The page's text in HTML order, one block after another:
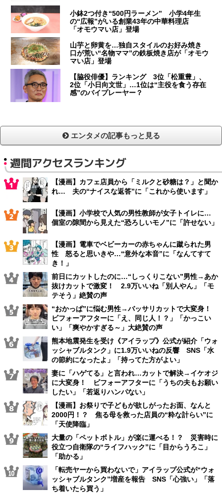
小鉢2つ付き“500円ラーメン” 小学4年生
の“広報”がいる創業43年の中華料理店
「オモウマい店」登場
山芋と卵黄を…独自スタイルのお好み焼き
口が荒い“名物ママ”の鉄板焼き店が「オモウ
マい店」登場
【脇役俳優】ランキング 3位「松重豊」、
2位「小日向文世」…1位は“主役を食う存在
感”のバイプレーヤー？
エンタメの記事もっと見る
週間アクセスランキング
【漫画】カフェ店員から「ミルクと砂糖は？」と聞か
れ… 夫の“ナイスな返答”に「これから使います」
【漫画】小学校で人気の男性教師が女子トイレに…
個室の隙間から見えた“恐ろしいモノ”に「許せない」
【漫画】電車でベビーカーの赤ちゃんに蹴られた男
性 怒ると思いきや…“意外な本音”に「なんてすて
き！」
前日にカットしたのに…“しっくりこない”男性→あか
抜けカットで激変！ 2.9万いいね「別人やん」「モ
テそう」絶賛の声
“おかっぱ”に悩む男性→バッサリカットで大変身！
ビフォーアフターに「え、同じ人！？」「かっこい
い」「爽やかすぎる～」大絶賛の声
熊本地震発生を受け《アイラップ》公式が紹介「ウォ
ッシャブルタンク」に1.9万いいねの反響 SNS「水
の節約になったよ」「持ってた方がよい」
妻に「ハゲてる」と言われ…カットで解決→イケオジ
に大変身！ ビフォーアフターに「うちの夫もお願い
したい」「若返りハンパない」
【漫画】お祭りで子どもが欲しがったお面、なんと
2000円！？ 焦る母を救った店員の“粋な計らい”に
「天使降臨」
大量の「ペットボトル」が楽に運べる！？ 災害時に
役立つ自衛隊の“ライフハック”に「目からうろこ」
「助かる」
「転売ヤーから買わないで」アイラップ公式が“ウォ
ッシャブルタンク”増産を報告 SNS「心強い」「落
ち着いたら買う」